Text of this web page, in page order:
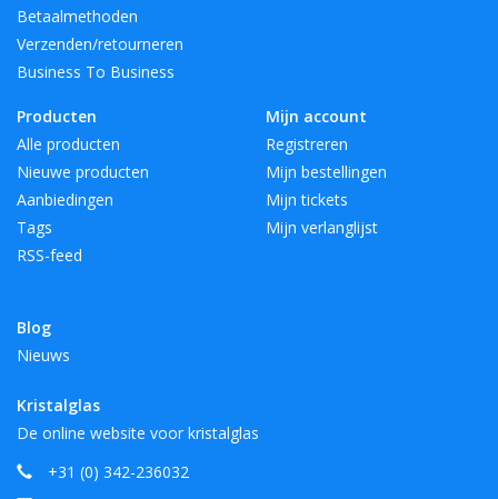
Betaalmethoden
Verzenden/retourneren
Business To Business
Producten
Alle producten
Nieuwe producten
Aanbiedingen
Tags
RSS-feed
Blog
Nieuws
Mijn account
Registreren
Mijn bestellingen
Mijn tickets
Mijn verlanglijst
Kristalglas
De online website voor kristalglas
+31 (0) 342-236032